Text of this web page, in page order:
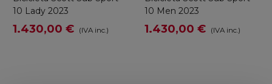
10 Lady 2023
1.430,00 € (IVA inc.)
10 Men 2023
1.430,00 € (IVA inc.)